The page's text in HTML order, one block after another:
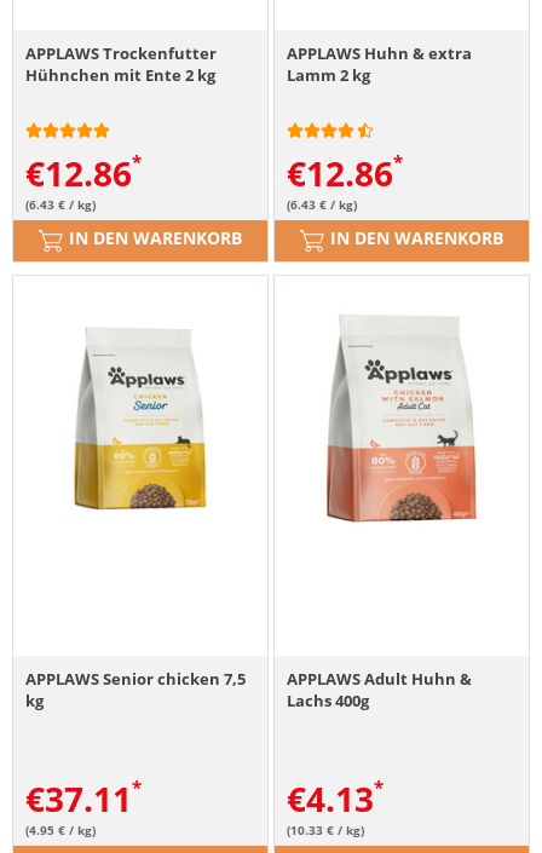
APPLAWS Trockenfutter
Hühnchen mit Ente 2 kg
€12.86
(6.43 € / kg)
IN DEN WARENKORB
APPLAWS Huhn & extra
Lamm 2 kg
€12.86
(6.43 € / kg)
IN DEN WARENKORB
APPLAWS Senior chicken 7,5
kg
€37.11
(4.95 € / kg)
APPLAWS Adult Huhn &
Lachs 400g
€4.13
(10.33 € / kg)